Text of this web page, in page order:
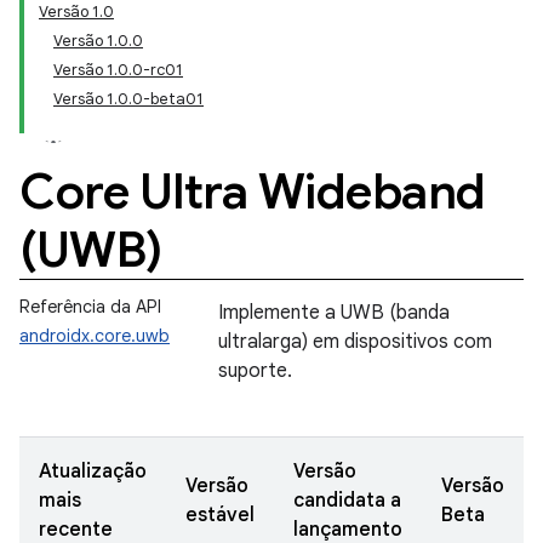
Versão 1.0
Versão 1.0.0
Versão 1.0.0-rc01
Versão 1.0.0-beta01
Core Ultra Wideband
(UWB)
Referência da API
androidx.core.uwb
Implemente a UWB (banda
ultralarga) em dispositivos com
suporte.
Atualização
mais
recente
Versão
estável
Versão
candidata a
lançamento
Versão
Beta